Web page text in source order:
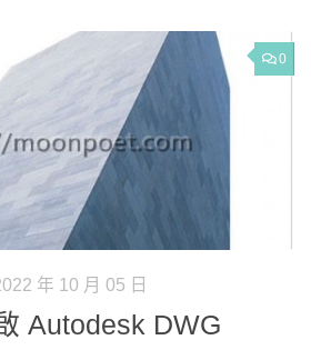
0
年 10 月 05 日
Autodesk DWG